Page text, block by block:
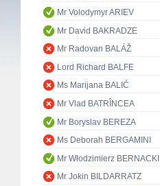
Mr Volodymyr ARIEV
Mr David BAKRADZE
Mr Radovan BALÁŽ
Lord Richard BALFE
Ms Marijana BALIĆ
Mr Vlad BATRÎNCEA
Mr Boryslav BEREZA
Ms Deborah BERGAMINI
Mr Włodzimierz BERNACKI
Mr Jokin BILDARRATZ